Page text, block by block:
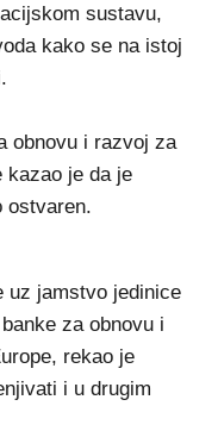
sustavu,
kako se na istoj
obnovu i razvoj za
kazao je da je
ostvaren.
uz jamstvo jedinice
za obnovu i
rekao je
i u drugim